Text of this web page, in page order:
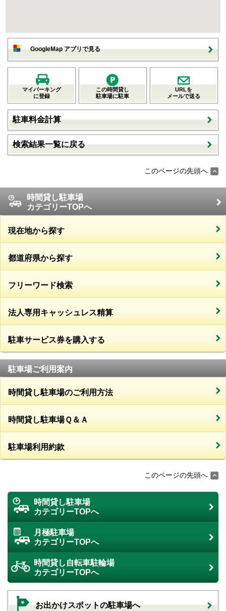
GoogleMap アプリで見る
マイパーキング
に登録
この時間貸し
駐車場に駐車
URLを
メールで送る
駐車料金計算
検索結果一覧に戻る
このページの先頭へ
時間貸し駐車場
カテゴリーTOPへ
現在地から探す
都道府県から探す
フリーワード検索
法人専用キャッシュレス精算
駐車サービス券を購入する
駐車場ご利用案内
時間貸し駐車場のご利用方法
時間貸し駐車場Ｑ＆Ａ
駐車場利用約款
このページの先頭へ
時間貸し駐車場
カテゴリーTOPへ
月極駐車場
カテゴリーTOPへ
時間貸し自転車駐輪場
カテゴリーTOPへ
お出かけスポットの駐車場へ